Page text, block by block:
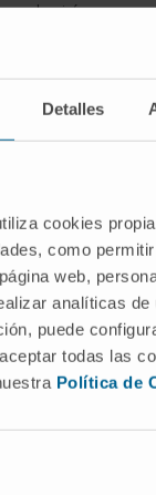
Detalles
cookies
como
web,
analíticas de
puede
todas las
Política de
y que
antibiótico
orales es de
añade espectro
a la
a la
de β-
no un